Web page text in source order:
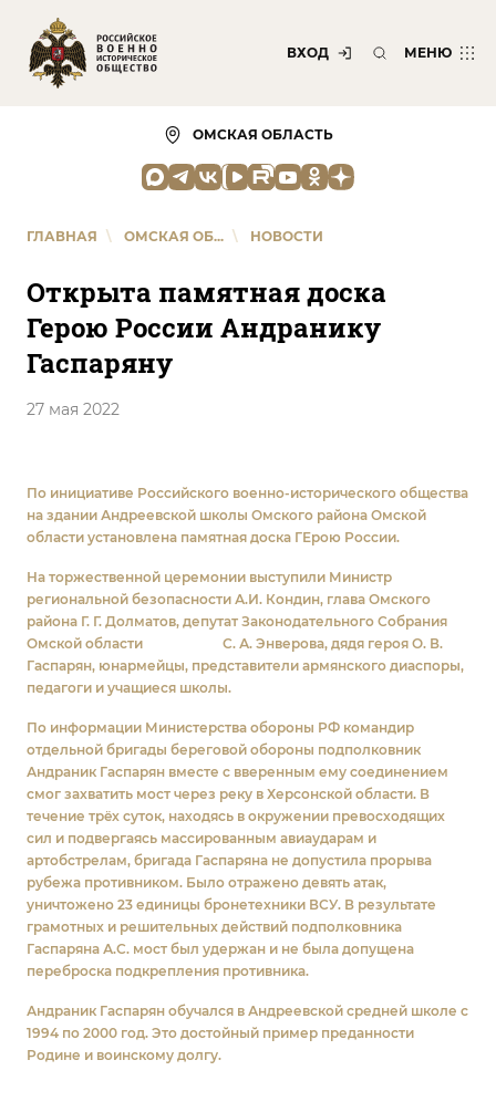
ВХОД МЕНЮ
ОМСКАЯ ОБЛАСТЬ
ГЛАВНАЯ \ ОМСКАЯ ОБ... \ НОВОСТИ
Открыта памятная доска
Герою России Андранику
Гаспаряну
27 мая 2022
По инициативе Российского военно-исторического общества
на здании Андреевской школы Омского района Омской
области установлена памятная доска ГЕрою России.
На торжественной церемонии выступили Министр
региональной безопасности А.И. Кондин, глава Омского
района Г. Г. Долматов, депутат Законодательного Собрания
Омской области С. А. Энверова, дядя героя О. В.
Гаспарян, юнармейцы, представители армянского диаспоры,
педагоги и учащиеся школы.
По информации Министерства обороны РФ командир
отдельной бригады береговой обороны подполковник
Андраник Гаспарян вместе с вверенным ему соединением
смог захватить мост через реку в Херсонской области. В
течение трëх суток, находясь в окружении превосходящих
сил и подвергаясь массированным авиаударам и
артобстрелам, бригада Гаспаряна не допустила прорыва
рубежа противником. Было отражено девять атак,
уничтожено 23 единицы бронетехники ВСУ. В результате
грамотных и решительных действий подполковника
Гаспаряна А.С. мост был удержан и не была допущена
переброска подкрепления противника.
Андраник Гаспарян обучался в Андреевской средней школе с
1994 по 2000 год. Это достойный пример преданности
Родине и воинскому долгу.